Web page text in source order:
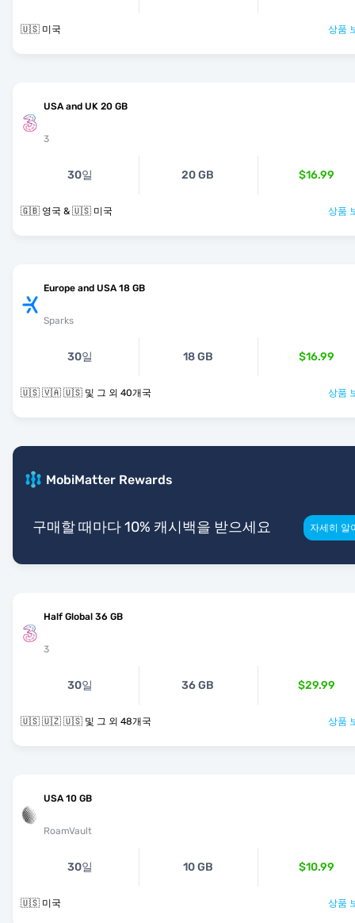
🇺🇸 미국 상품
USA and UK 20 GB
3
30일 20 GB $16.99
🇬🇧 영국 & 🇺🇸 미국 상품
Europe and USA 18 GB
Sparks
30일 18 GB $16.99
🇺🇸 🇻🇦 🇺🇸 및 그 외 40개국 상품
MobiMatter Rewards
구매할 때마다 10% 캐시백을 받으세요 자세히 알
Half Global 36 GB
3
30일 36 GB $29.99
🇺🇸 🇺🇿 🇺🇸 및 그 외 48개국 상품
USA 10 GB
RoamVault
30일 10 GB $10.99
🇺🇸 미국 상품